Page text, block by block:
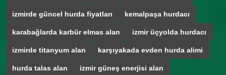
izmirde güncel hurda fiyatları kemalpaşa hurdacı
karabağlarda karbür elmas alan izmir üçyolda hurdacı
izmirde titanyum alan karşıyakada evden hurda alimi
hurda talas alan izmir güneş enerjisi alan